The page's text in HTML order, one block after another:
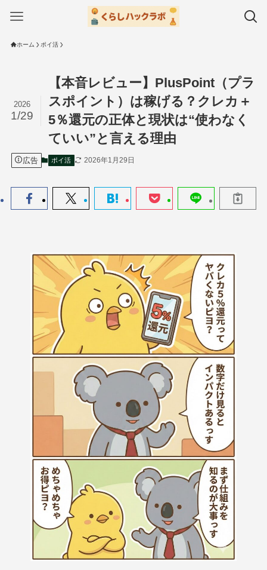
ホーム ポイ活
【本音レビュー】PlusPoint（プラ
スポイント）は稼げる？クレカ＋
5％還元の正体と現状は“使わなく
ていい”と言える理由
2026
1/29
広告 ポイ活 2026年1月29日